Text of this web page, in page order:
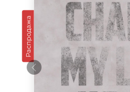
Распродажа